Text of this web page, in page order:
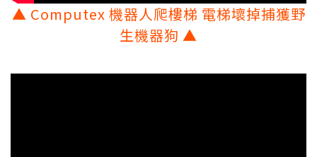
▲ Computex 機器人爬樓梯 電梯壞掉捕獲野
生機器狗 ▲